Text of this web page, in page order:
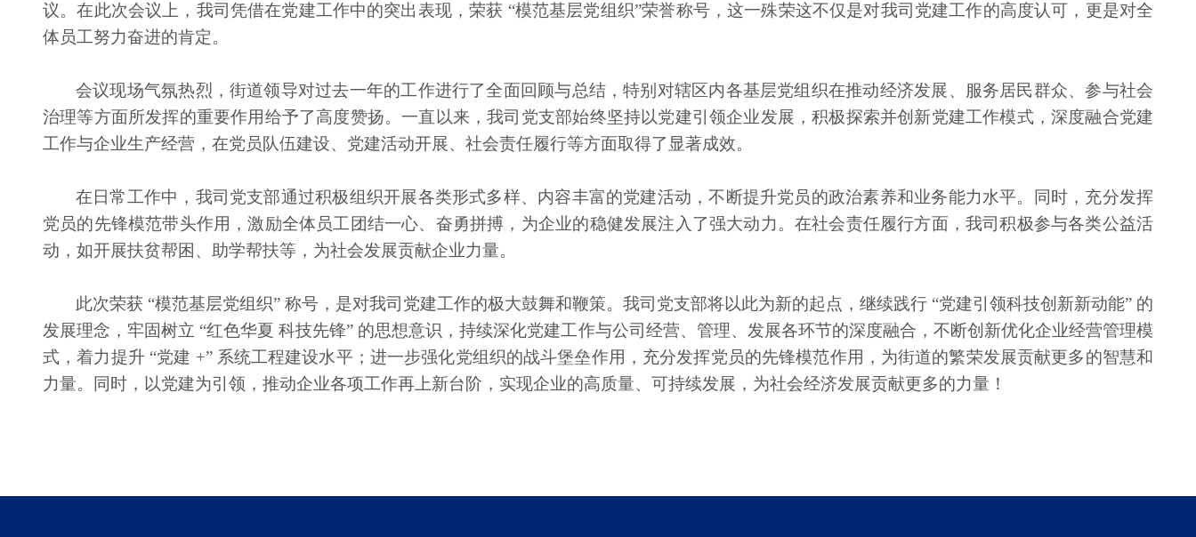
议。在此次会议上，我司凭借在党建工作中的突出表现，荣获 “模范基层党组织”荣誉称号，这一殊荣这不仅是对我司党建工作的高度认可，更是对全
体员工努力奋进的肯定。
会议现场气氛热烈，街道领导对过去一年的工作进行了全面回顾与总结，特别对辖区内各基层党组织在推动经济发展、服务居民群众、参与社会
治理等方面所发挥的重要作用给予了高度赞扬。一直以来，我司党支部始终坚持以党建引领企业发展，积极探索并创新党建工作模式，深度融合党建
工作与企业生产经营，在党员队伍建设、党建活动开展、社会责任履行等方面取得了显著成效。
在日常工作中，我司党支部通过积极组织开展各类形式多样、内容丰富的党建活动，不断提升党员的政治素养和业务能力水平。同时，充分发挥
党员的先锋模范带头作用，激励全体员工团结一心、奋勇拼搏，为企业的稳健发展注入了强大动力。在社会责任履行方面，我司积极参与各类公益活
动，如开展扶贫帮困、助学帮扶等，为社会发展贡献企业力量。
此次荣获 “模范基层党组织” 称号，是对我司党建工作的极大鼓舞和鞭策。我司党支部将以此为新的起点，继续践行 “党建引领科技创新新动能” 的
发展理念，牢固树立 “红色华夏 科技先锋” 的思想意识，持续深化党建工作与公司经营、管理、发展各环节的深度融合，不断创新优化企业经营管理模
式，着力提升 “党建 +” 系统工程建设水平；进一步强化党组织的战斗堡垒作用，充分发挥党员的先锋模范作用，为街道的繁荣发展贡献更多的智慧和
力量。同时，以党建为引领，推动企业各项工作再上新台阶，实现企业的高质量、可持续发展，为社会经济发展贡献更多的力量！